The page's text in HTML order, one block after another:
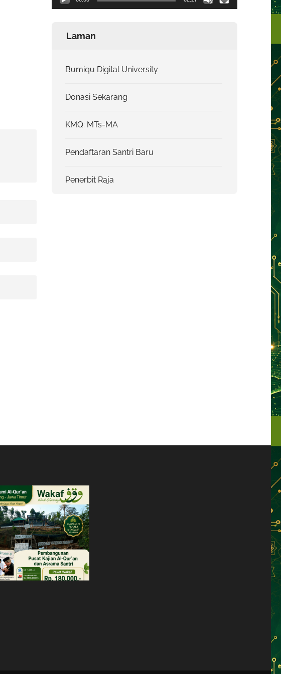
Laman
Bumiqu Digital University
Donasi Sekarang
KMQ: MTs-MA
Pendaftaran Santri Baru
Penerbit Raja